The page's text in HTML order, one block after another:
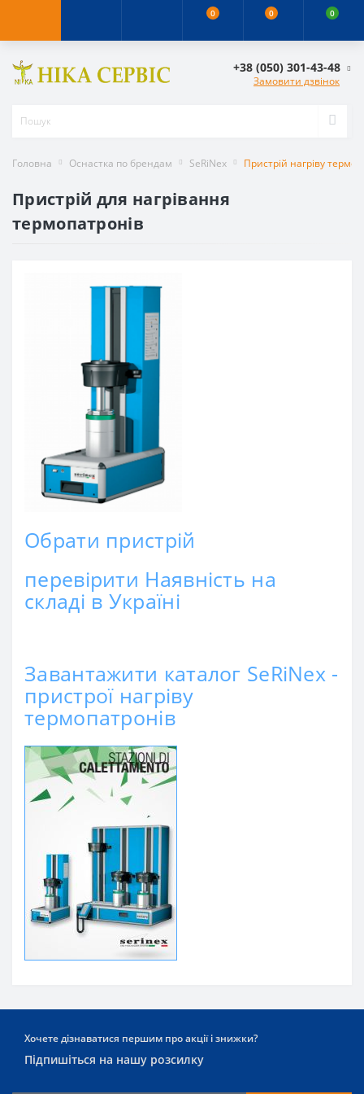
0 0 0
+38 (050) 301-43-48
Замовити дзвінок
Головна Оснастка по брендам SeRiNex Пристрій нагріву
Пристрій для нагрівання
термопатронів
Обрати пристрій
перевірити Наявність на
складі в Україні
Завантажити каталог SeRiNex -
пристрої нагріву
термопатронів
Хочете дізнаватися першим про акції і знижки?
Підпишіться на нашу розсилку